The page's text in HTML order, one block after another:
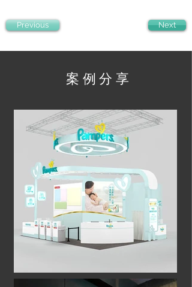
Previous Next
案例分享